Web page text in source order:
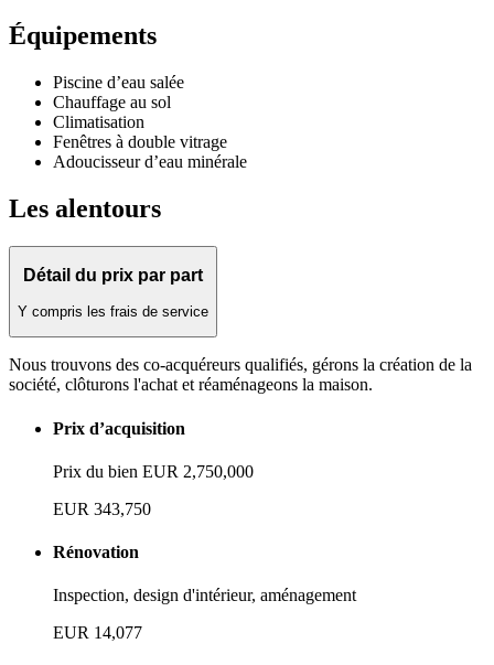
Équipements
Piscine d’eau salée
Chauffage au sol
Climatisation
Fenêtres à double vitrage
Adoucisseur d’eau minérale
Les alentours
Détail du prix par part
Y compris les frais de service
Nous trouvons des co-acquéreurs qualifiés, gérons la création de la
société, clôturons l'achat et réaménageons la maison.
Prix d’acquisition
Prix du bien EUR 2,750,000
EUR 343,750
Rénovation
Inspection, design d'intérieur, aménagement
EUR 14,077